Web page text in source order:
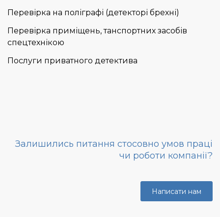
Перевірка на поліграфі (детекторі брехні)
Перевірка приміщень, танспортних засобів
спецтехнікою
Послуги приватного детектива
Залишились питання стосовно умов праці
чи роботи компанії?
Написати нам